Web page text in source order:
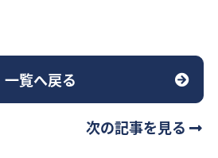
一覧へ戻る
次の記事を見る